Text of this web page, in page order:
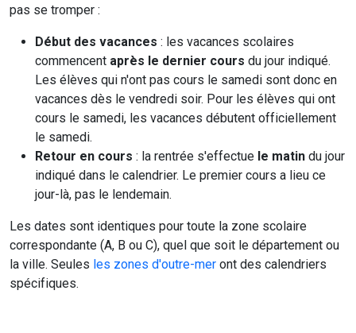
pas se tromper :
Début des vacances : les vacances scolaires
commencent après le dernier cours du jour indiqué.
Les élèves qui n'ont pas cours le samedi sont donc en
vacances dès le vendredi soir. Pour les élèves qui ont
cours le samedi, les vacances débutent officiellement
le samedi.
Retour en cours : la rentrée s'effectue le matin du jour
indiqué dans le calendrier. Le premier cours a lieu ce
jour-là, pas le lendemain.
Les dates sont identiques pour toute la zone scolaire
correspondante (A, B ou C), quel que soit le département ou
la ville. Seules les zones d'outre-mer ont des calendriers
spécifiques.